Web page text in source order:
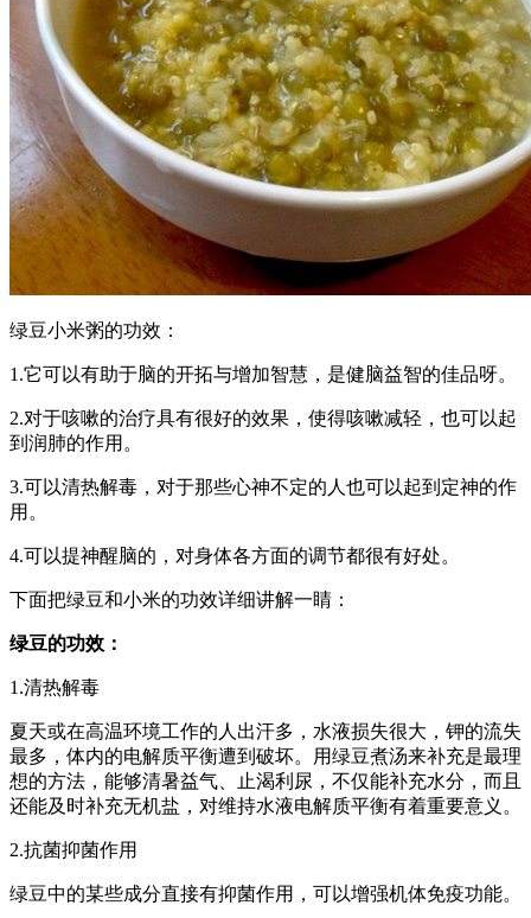
绿豆小米粥的功效：
1.它可以有助于脑的开拓与增加智慧，是健脑益智的佳品呀。
2.对于咳嗽的治疗具有很好的效果，使得咳嗽减轻，也可以起
到润肺的作用。
3.可以清热解毒，对于那些心神不定的人也可以起到定神的作
用。
4.可以提神醒脑的，对身体各方面的调节都很有好处。
下面把绿豆和小米的功效详细讲解一睛：
绿豆的功效：
1.清热解毒
夏天或在高温环境工作的人出汗多，水液损失很大，钾的流失
最多，体内的电解质平衡遭到破坏。用绿豆煮汤来补充是最理
想的方法，能够清暑益气、止渴利尿，不仅能补充水分，而且
还能及时补充无机盐，对维持水液电解质平衡有着重要意义。
2.抗菌抑菌作用
绿豆中的某些成分直接有抑菌作用，可以增强机体免疫功能。